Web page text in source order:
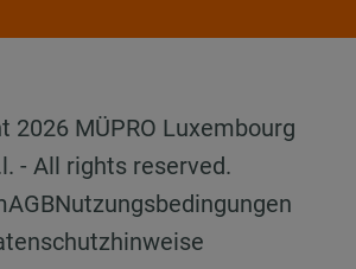
2026 MÜPRO Luxembourg
- All rights reserved.
AGBNutzungsbedingungen